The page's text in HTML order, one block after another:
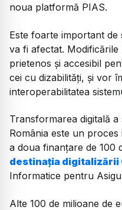
noua platformă PIAS.
Este foarte important
va fi afectat.
prietenos şi accesibil
cei cu dizabilităţi, şi vor
interoperabilitatea
Transformarea digitală
România este un
a doua finanțare de 100
destinația digitalizării
Informatice pentru
Alte 100 de milioane de